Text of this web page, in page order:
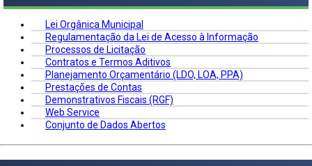
Lei Orgânica Municipal
Regulamentação da Lei de Acesso à Informação
Processos de Licitação
Contratos e Termos Aditivos
Planejamento Orçamentário (LDO, LOA, PPA)
Prestações de Contas
Demonstrativos Fiscais (RGF)
Web Service
Conjunto de Dados Abertos